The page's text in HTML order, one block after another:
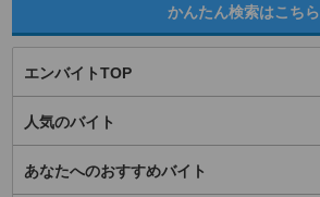
かんたん検索はこちら
エンバイトTOP
人気のバイト
あなたへのおすすめバイト